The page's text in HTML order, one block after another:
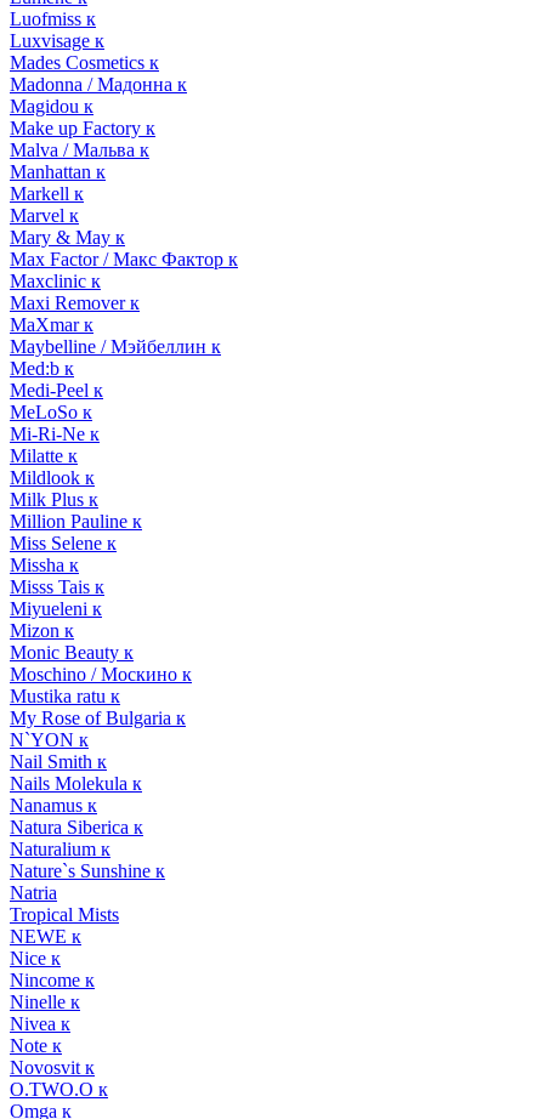
Luofmiss к
Luxvisage к
Mades Cosmetics к
Madonna / Мадонна к
Magidou к
Make up Factory к
Malva / Мальва к
Manhattan к
Markell к
Marvel к
Mary & May к
Max Factor / Макс Фактор к
Maxclinic к
Maxi Remover к
MaXmar к
Maybelline / Мэйбеллин к
Med:b к
Medi-Peel к
MeLoSo к
Mi-Ri-Ne к
Milatte к
Mildlook к
Milk Plus к
Million Pauline к
Miss Selene к
Missha к
Misss Tais к
Miyueleni к
Mizon к
Monic Beauty к
Moschino / Москино к
Mustika ratu к
My Rose of Bulgaria к
N`YON к
Nail Smith к
Nails Molekula к
Nanamus к
Natura Siberica к
Naturalium к
Nature`s Sunshine к
Natria
Tropical Mists
NEWE к
Nice к
Nincome к
Ninelle к
Nivea к
Note к
Novosvit к
O.TWO.O к
Omga к